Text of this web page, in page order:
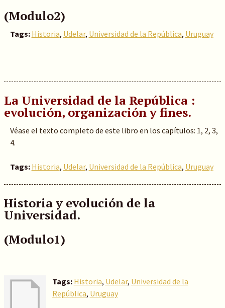
(Modulo2)
Tags: Historia, Udelar, Universidad de la República, Uruguay
La Universidad de la República :
evolución, organización y fines.
Véase el texto completo de este libro en los capítulos: 1, 2, 3,
4.
Tags: Historia, Udelar, Universidad de la República, Uruguay
Historia y evolución de la
Universidad.
(Modulo1)
Tags: Historia, Udelar, Universidad de la
República, Uruguay